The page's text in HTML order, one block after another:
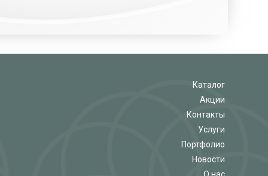
Каталог
Акции
Контакты
Услуги
Портфолио
Новости